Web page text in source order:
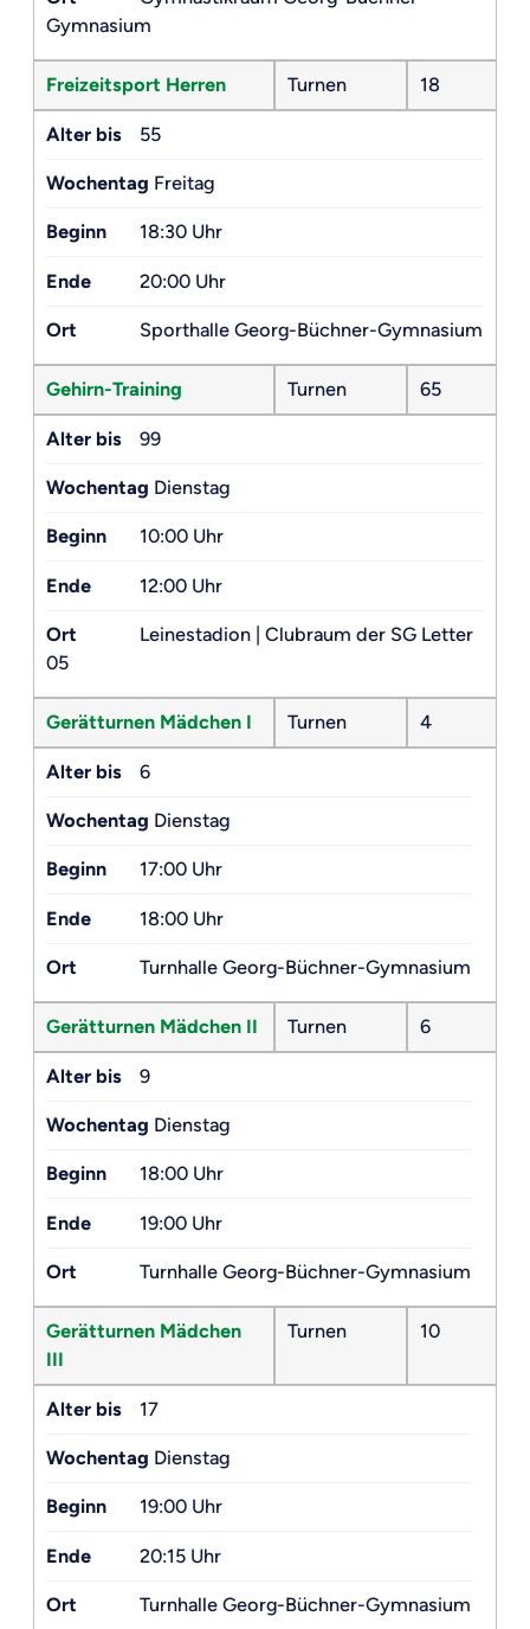
Gymnasium
Freizeitsport Herren Turnen 18
Alter bis 55
Wochentag Freitag
Beginn 18:30 Uhr
Ende 20:00 Uhr
Ort Sporthalle Georg-Büchner-Gymnasium
Gehirn-Training Turnen 65
Alter bis 99
Wochentag Dienstag
Beginn 10:00 Uhr
Ende 12:00 Uhr
Ort
Leinestadion | Clubraum der SG Letter
05
Gerätturnen Mädchen I Turnen 4
Alter bis 6
Wochentag Dienstag
Beginn 17:00 Uhr
Ende 18:00 Uhr
Ort Turnhalle Georg-Büchner-Gymnasium
Gerätturnen Mädchen II Turnen 6
Alter bis 9
Wochentag Dienstag
Beginn 18:00 Uhr
Ende 19:00 Uhr
Ort Turnhalle Georg-Büchner-Gymnasium
Gerätturnen Mädchen
III
Turnen 10
Alter bis 17
Wochentag Dienstag
Beginn 19:00 Uhr
Ende 20:15 Uhr
Ort Turnhalle Georg-Büchner-Gymnasium